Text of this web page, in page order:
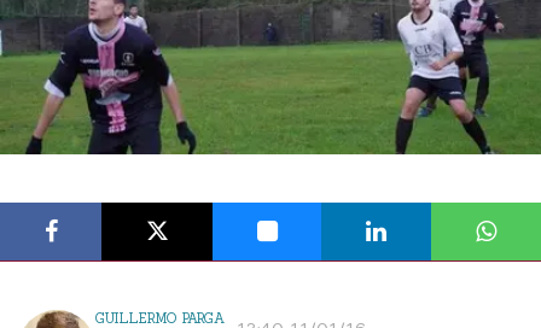
GUILLERMO PARGA